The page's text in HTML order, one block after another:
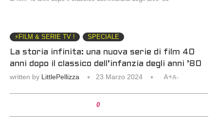
⚡️FILM & SERIE TV ! SPECIALE
La storia infinita: una nuova serie di film 40
anni dopo il classico dell’infanzia degli anni ’80
written by LittlePellizza 23 Marzo 2024 A+A-
0